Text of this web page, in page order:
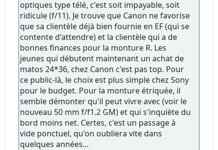
optiques type télé, c'est soit impayable, soit
ridicule (f/11). Je trouve que Canon ne favorise
que sa clientèle déjà bien fournie en EF (qui se
contente d'attendre) et la clientèle qui a de
bonnes finances pour la monture R. Les
jeunes qui débutent maintenant un achat de
matos 24*36, chez Canon c'est pas top. Pour
ce public-là, le choix est plus simple chez Sony
pour le budget. Pour la monture étriquée, il
semble démonter qu'il peut vivre avec (voir le
nouveau 50 mm f/f1.2 GM) et qui s'inquiète du
bord moins net. Certes, c'est un passage à
vide ponctuel, qu'on oubliera vite dans
quelques années...